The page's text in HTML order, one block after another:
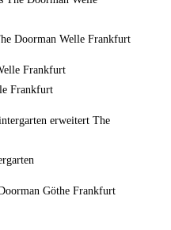
Doorman Welle Frankfurt
Frankfurt